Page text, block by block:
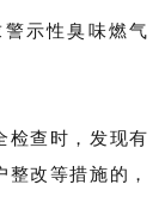
示性臭味燃气
查时，发现有
改等措施的，